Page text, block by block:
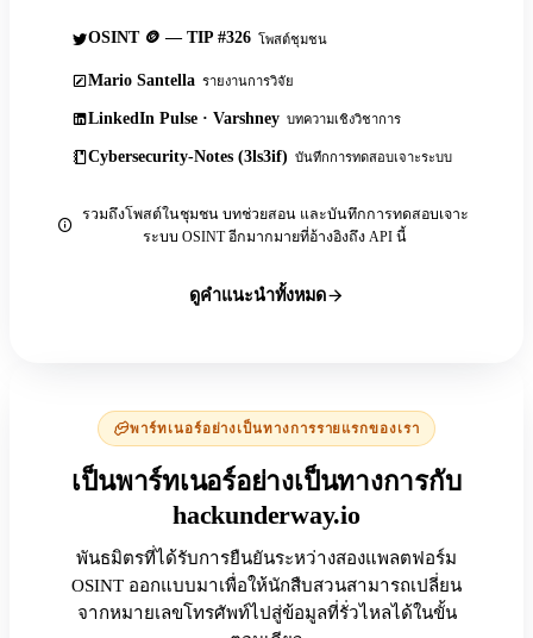
OSINT 🪙 — TIP #326 โพสต์ชุมชน
Mario Santella รายงานการวิจัย
LinkedIn Pulse · Varshney บทความเชิงวิชาการ
Cybersecurity-Notes (3ls3if) บันทึกการทดสอบเจาะระบบ
รวมถึงโพสต์ในชุมชน บทช่วยสอน และบันทึกการทดสอบเจาะ
ระบบ OSINT อีกมากมายที่อ้างอิงถึง API นี้
ดูคำแนะนำทั้งหมด
พาร์ทเนอร์อย่างเป็นทางการรายแรกของเรา
เป็นพาร์ทเนอร์อย่างเป็นทางการกับ
hackunderway.io
พันธมิตรที่ได้รับการยืนยันระหว่างสองแพลตฟอร์ม
OSINT ออกแบบมาเพื่อให้นักสืบสวนสามารถเปลี่ยน
จากหมายเลขโทรศัพท์ไปสู่ข้อมูลที่รั่วไหลได้ในขั้น